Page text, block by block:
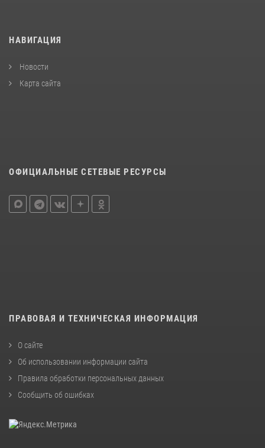
НАВИГАЦИЯ
Новости
Карта сайта
ОФИЦИАЛЬНЫЕ СЕТЕВЫЕ РЕСУРСЫ
ПРАВОВАЯ И ТЕХНИЧЕСКАЯ ИНФОРМАЦИЯ
О сайте
Об использовании информации сайта
Правила обработки персональных данных
Сообщить об ошибках